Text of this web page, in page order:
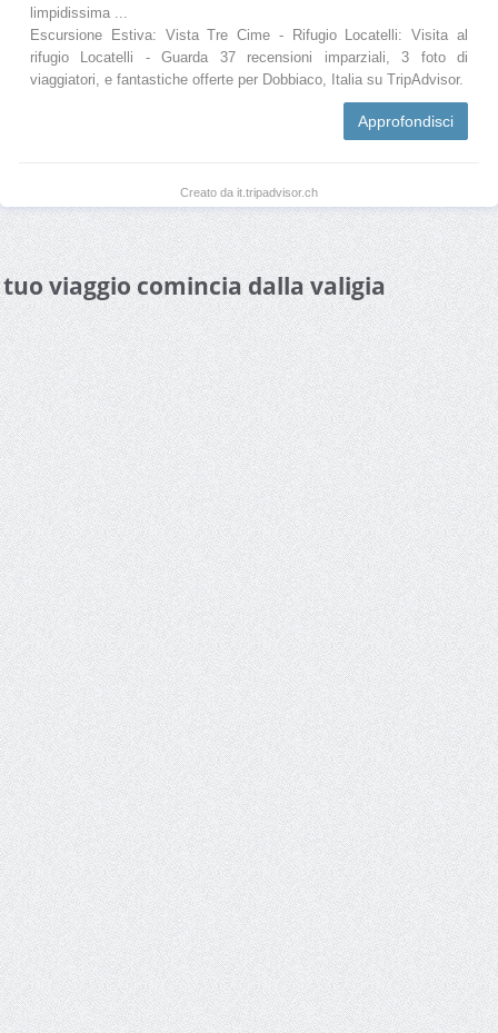
limpidissima ...
Escursione Estiva: Vista Tre Cime - Rifugio Locatelli: Visita al
rifugio Locatelli - Guarda 37 recensioni imparziali, 3 foto di
viaggiatori, e fantastiche offerte per Dobbiaco, Italia su TripAdvisor.
Approfondisci
Creato da it.tripadvisor.ch
viaggio comincia dalla valigia